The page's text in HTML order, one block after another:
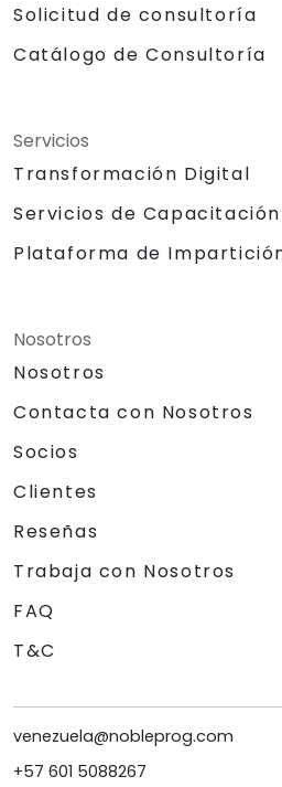
Solicitud de consultoría
Catálogo de Consultoría
Servicios
Transformación Digital
Servicios de
Plataforma de
Nosotros
Nosotros
Contacta con Nosotros
Socios
Clientes
Reseñas
Trabaja con Nosotros
FAQ
T&C
venezuela@nobleprog.com
+57 601 5088267